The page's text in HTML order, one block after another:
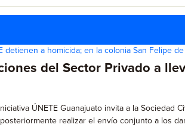
detienen a homicida; en la colonia San Felipe
del Sector Privado a
ÚNETE Guanajuato invita a la Sociedad
realizar el envío conjunto a los